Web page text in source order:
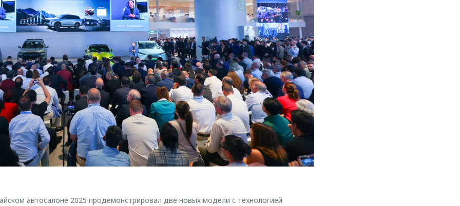
автосалоне 2025 продемонстрировал две новых модели с технологией